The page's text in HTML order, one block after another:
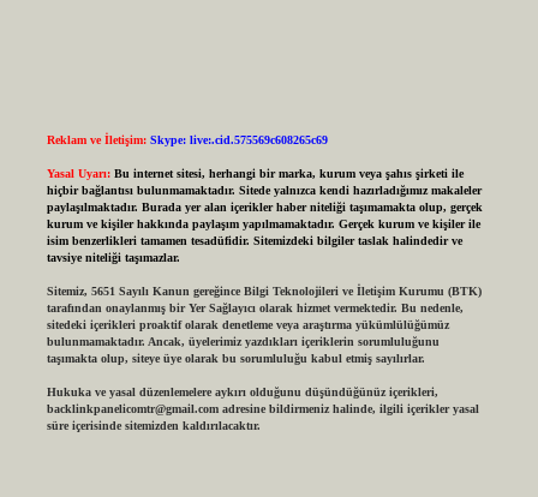
Reklam ve İletişim: Skype: live:.cid.575569c608265c69
Yasal Uyarı: Bu internet sitesi, herhangi bir marka, kurum veya şahıs şirketi ile
hiçbir bağlantısı bulunmamaktadır. Sitede yalnızca kendi hazırladığımız makaleler
paylaşılmaktadır. Burada yer alan içerikler haber niteliği taşımamakta olup, gerçek
kurum ve kişiler hakkında paylaşım yapılmamaktadır. Gerçek kurum ve kişiler ile
isim benzerlikleri tamamen tesadüfidir. Sitemizdeki bilgiler taslak halindedir ve
tavsiye niteliği taşımazlar.
Sitemiz, 5651 Sayılı Kanun gereğince Bilgi Teknolojileri ve İletişim Kurumu (BTK)
tarafından onaylanmış bir Yer Sağlayıcı olarak hizmet vermektedir. Bu nedenle,
sitedeki içerikleri proaktif olarak denetleme veya araştırma yükümlülüğümüz
bulunmamaktadır. Ancak, üyelerimiz yazdıkları içeriklerin sorumluluğunu
taşımakta olup, siteye üye olarak bu sorumluluğu kabul etmiş sayılırlar.
Hukuka ve yasal düzenlemelere aykırı olduğunu düşündüğünüz içerikleri,
backlinkpanelicomtr@gmail.comadresine bildirmeniz halinde, ilgili içerikler yasal
süre içerisinde sitemizden kaldırılacaktır.